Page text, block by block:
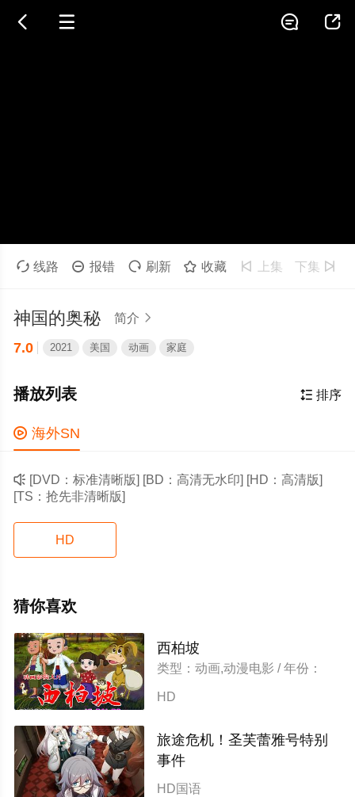
 


 线路  报错  刷新  收藏  上集 下集 
神国的奥秘 简介 
7.0 2021 美国 动画 家庭
 排序
播放列表
 海外SN
 [DVD：标准清晰版] [BD：高清无水印] [HD：高清版]
[TS：抢先非清晰版]
HD
猜你喜欢
西柏坡
类型：动画,动漫电影 / 年份：
2011
HD
旅途危机！圣芙蕾雅号特别
事件
类型：动画 / 年份：2024
HD国语